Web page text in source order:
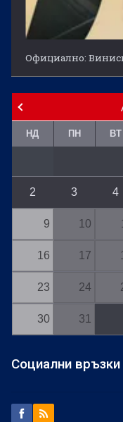
Официално:
НД ПН ВТ
2 3 4
9 10
16 17
23 24
30 31
Социални връзки